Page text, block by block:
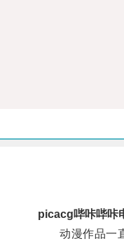
picacg哔咔哔咔
动漫作品一直